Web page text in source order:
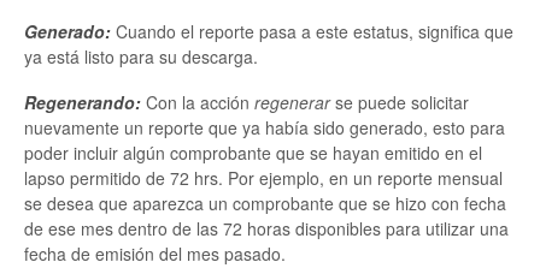
Generado: Cuando el reporte pasa a este estatus, significa que
ya está listo para su descarga.
Regenerando: Con la acción regenerarse puede solicitar
nuevamente un reporte que ya había sido generado, esto para
poder incluir algún comprobante que se hayan emitido en el
lapso permitido de 72 hrs. Por ejemplo, en un reporte mensual
se desea que aparezca un comprobante que se hizo con fecha
de ese mes dentro de las 72 horas disponibles para utilizar una
fecha de emisión del mes pasado.